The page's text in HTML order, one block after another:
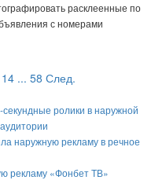
расклеенные по
с номерами
14 ... 58 След.
ролики в наружной
наружную рекламу в речное
рекламу «Фонбет ТВ»